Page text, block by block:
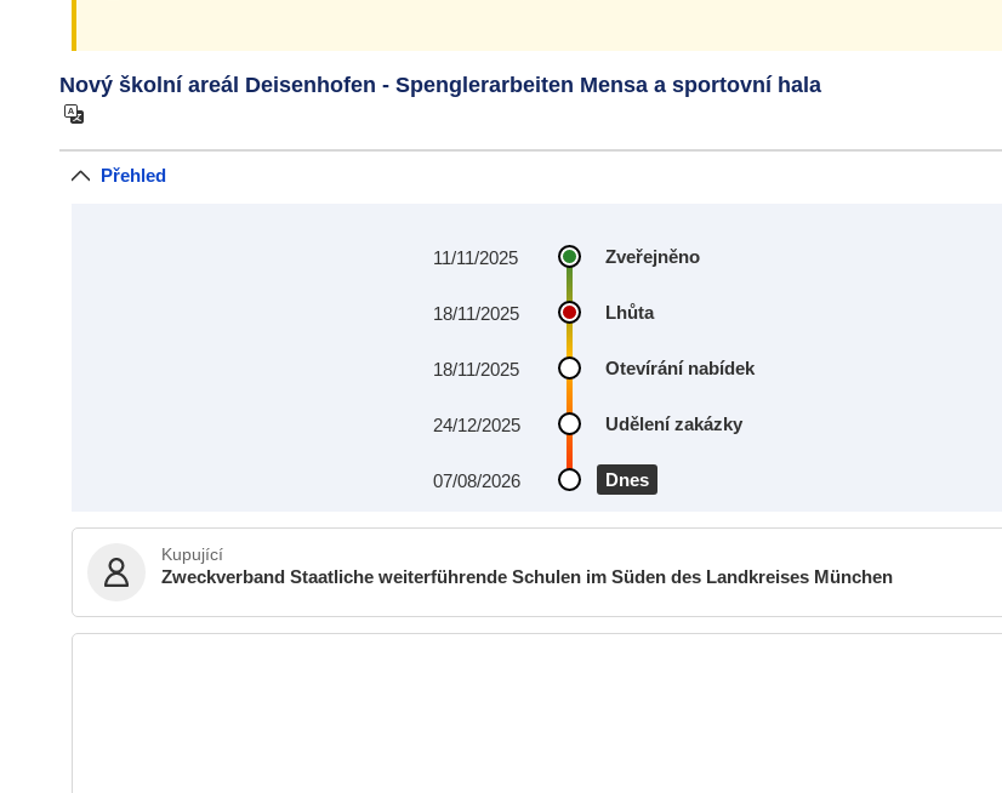
Nový školní areál Deisenhofen - Spenglerarbeiten Mensa a sportovní hala
Přehled
Zveřejněno
11/11/2025
Lhůta
18/11/2025
Otevírání nabídek
18/11/2025
Udělení zakázky
24/12/2025
Dnes
07/08/2026
Kupující
Zweckverband Staatliche weiterführende Schulen im Süden des Landkreises München